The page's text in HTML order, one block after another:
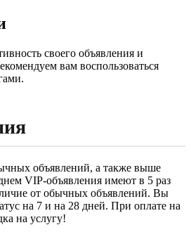
своего объявления и
вам воспользоваться
объявлений, а также выше
VIP-объявления имеют в 5 раз
от обычных объявлений. Вы
на 7 и на 28 дней. При оплате на
на услугу!